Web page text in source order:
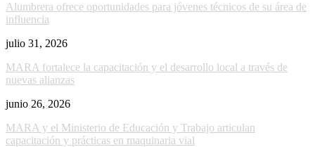
Alumbrera ofrece oportunidades para jóvenes técnicos de su área de
influencia
julio 31, 2026
MARA fortalece la capacitación y el desarrollo local a través de
nuevas alianzas
junio 26, 2026
MARA y el Ministerio de Educación y Trabajo articulan
capacitación y prácticas en maquinaria vial